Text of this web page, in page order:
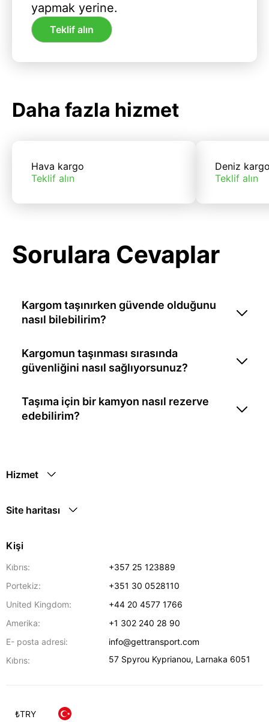
yapmak yerine.
Teklif alın
Daha fazla hizmet
Hava kargo
Teklif alın
Deniz
Teklif alın
Sorulara Cevaplar
Kargom taşınırken güvende olduğunu
nasıl bilebilirim?
Kargomun taşınması sırasında
güvenliğini nasıl sağlıyorsunuz?
Taşıma için bir kamyon nasıl rezerve
edebilirim?
Hizmet
Site haritası
Kişi
Kıbrıs:
+357 25 123889
Portekiz:
+351 30 0528110
United Kingdom:
+44 20 4577 1766
Amerika:
+1 302 240 28 90
E- posta adresi:
info@gettransport.com
Kıbrıs:
57 Spyrou Kyprianou, Larnaka 6051
₺TRY